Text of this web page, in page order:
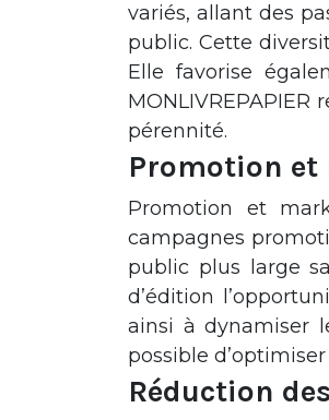
variés, allant des
public. Cette
Elle favorise
pérennité.
Promotion
Promotion et
campagnes
public plus large
d’édition
ainsi à dynamiser
possible
Réduction